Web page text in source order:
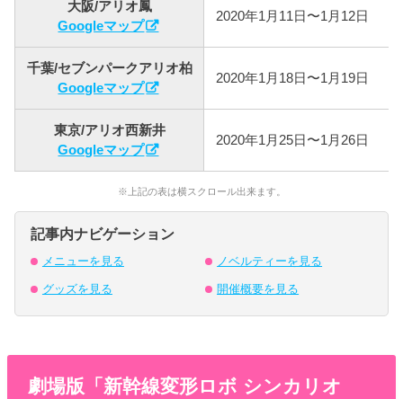
大阪/アリオ鳳
Googleマップ
2020年1月11日〜1月12日
千葉/セブンパークアリオ柏
Googleマップ
2020年1月18日〜1月19日
東京/アリオ西新井
Googleマップ
2020年1月25日〜1月26日
※上記の表は横スクロール出来ます。
記事内ナビゲーション
メニューを見る ノベルティーを見る
グッズを見る 開催概要を見る
劇場版「新幹線変形ロボ シンカリオ